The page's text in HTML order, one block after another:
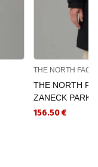
THE NORTH FACE
THE NORTH
ZANECK PARKA
156.50 €